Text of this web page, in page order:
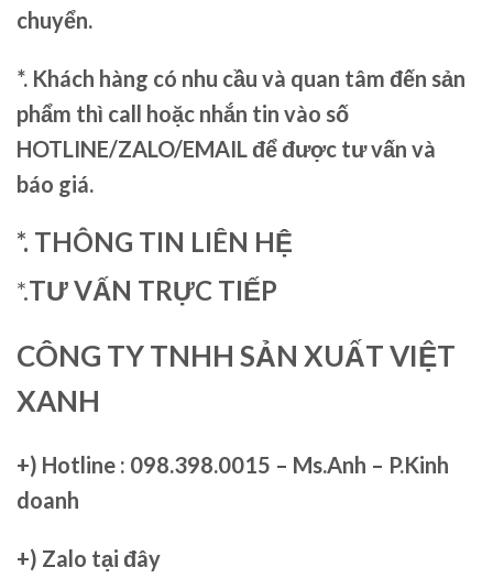
chuyển.
*. Khách hàng có nhu cầu và quan tâm đến sản
phẩm thì call hoặc nhắn tin vào số
HOTLINE/ZALO/EMAIL để được tư vấn và
báo giá.
*. THÔNG TIN LIÊN HỆ
*.TƯ VẤN TRỰC TIẾP
CÔNG TY TNHH SẢN XUẤT VIỆT
XANH
+) Hotline : 098.398.0015 – Ms.Anh – P.Kinh
doanh
+) Zalo tại đây